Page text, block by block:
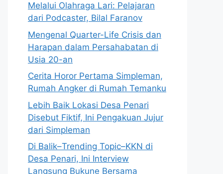
Melalui Olahraga Lari: Pelajaran
dari Podcaster, Bilal Faranov
Mengenal Quarter-Life Crisis dan
Harapan dalam Persahabatan di
Usia 20-an
Cerita Horor Pertama Simpleman,
Rumah Angker di Rumah Temanku
Lebih Baik Lokasi Desa Penari
Disebut Fiktif, Ini Pengakuan Jujur
dari Simpleman
Di Balik–Trending Topic–KKN di
Desa Penari, Ini Interview
Langsung Bukune Bersama